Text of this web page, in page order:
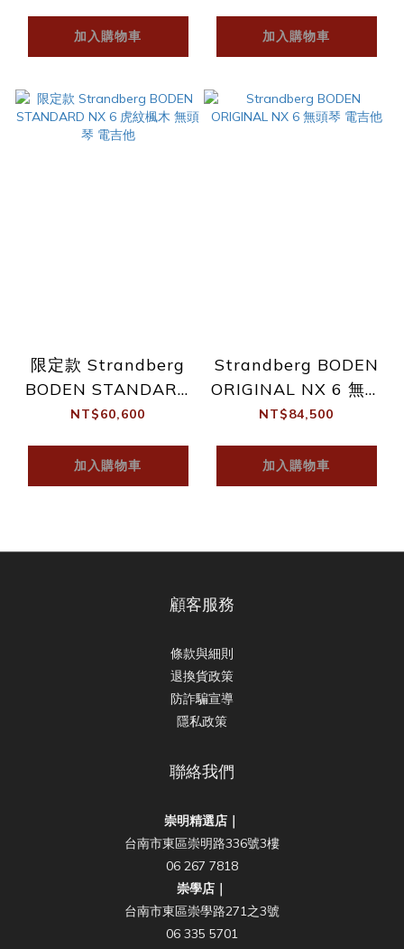
加入購物車 加入購物車
限定款 Strandberg
BODEN STANDARD
NX 6 虎紋楓木 無頭
NT$60,600
加入購物車
Strandberg BODEN
ORIGINAL NX 6 無頭
琴 電吉他
NT$84,500
加入購物車
顧客服務
條款與細則
退換貨政策
防詐騙宣導
隱私政策
聯絡我們
崇明精選店｜
台南市東區崇明路336號3樓
06 267 7818
崇學店｜
台南市東區崇學路271之3號
06 335 5701